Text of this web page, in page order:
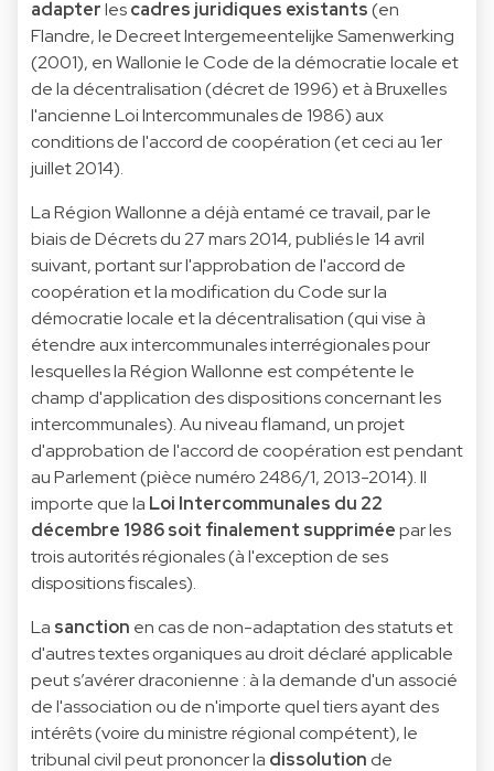
adapterlescadres juridiques existants(en
Flandre, le Decreet Intergemeentelijke Samenwerking
(2001), en Wallonie le Code de la démocratie locale et
de la décentralisation (décret de 1996) et à Bruxelles
l'ancienne Loi Intercommunales de 1986) aux
conditions de l'accord de coopération (et ceci au 1er
juillet 2014).
La Région Wallonne a déjà entamé ce travail, par le
biais de Décrets du 27 mars 2014, publiés le 14 avril
suivant, portant sur l'approbation de l'accord de
coopération et la modification du Code sur la
démocratie locale et la décentralisation (qui vise à
étendre aux intercommunales interrégionales pour
lesquelles la Région Wallonne est compétente le
champ d'application des dispositions concernant les
intercommunales). Au niveau flamand, un projet
d'approbation de l'accord de coopération est pendant
au Parlement (pièce numéro 2486/1, 2013-2014). Il
importe que la Loi Intercommunales du 22
décembre 1986 soit finalement suppriméepar les
trois autorités régionales (à l'exception de ses
dispositions fiscales).
La sanction en cas de non-adaptation des statuts et
d'autres textes organiques au droit déclaré applicable
peut s’avérer draconienne : à la demande d'un associé
de l'association ou de n'importe quel tiers ayant des
intérêts (voire du ministre régional compétent), le
tribunal civil peut prononcer la dissolution de